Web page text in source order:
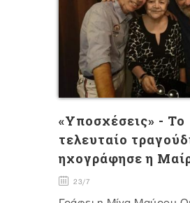
«Υποσχέσεις» - Το
τελευταίο
ηχογράφησε η
23/7